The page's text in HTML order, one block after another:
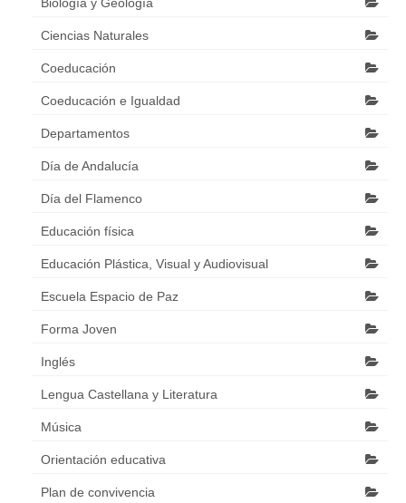
Biología y Geología
Ciencias Naturales
Coeducación
Coeducación e Igualdad
Departamentos
Día de Andalucía
Día del Flamenco
Educación física
Educación Plástica, Visual y Audiovisual
Escuela Espacio de Paz
Forma Joven
Inglés
Lengua Castellana y Literatura
Música
Orientación educativa
Plan de convivencia